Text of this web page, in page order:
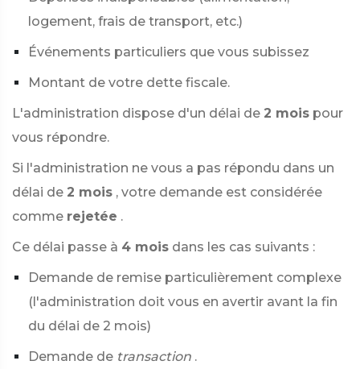
logement, frais de transport, etc.)
Événements particuliers que vous subissez
Montant de votre dette fiscale.
L'administration dispose d'un délai de 2 mois pour
vous répondre.
Si l'administration ne vous a pas répondu dans un
délai de 2 mois , votre demande est considérée
comme rejetée .
Ce délai passe à 4 mois dans les cas suivants :
Demande de remise particulièrement complexe
(l'administration doit vous en avertir avant la fin
du délai de 2 mois)
Demande de transaction .